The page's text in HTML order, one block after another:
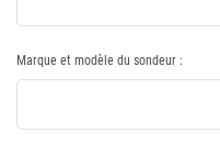
Marque et modèle du sondeur :